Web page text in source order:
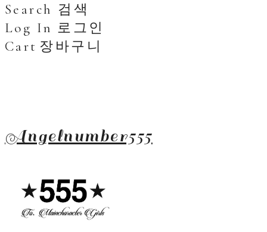
Search 검색
Log In 로그인
Cart 장바구니
Angelnumber555